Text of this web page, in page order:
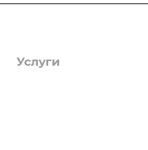
О компании
Услуги